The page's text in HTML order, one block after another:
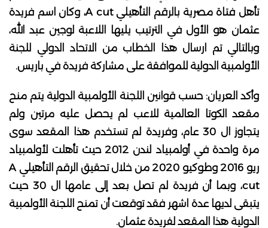
تأهل فتاة مصرية بالرقم التأهيلي A cut، وكان اسم فريدة
عثمان هو الأول في الترتيب يليها اللاعبة لوجين عبد الله،
وبالتالي تم ارسال هذا الخطاب من الاتحاد الدولي للجنة
الأولمبية الدولية للموافقة على مشاركة فريدة في باريس.
وأكد العريان: حسب قوانين اللجنة الأولمبية الدولية يتم منح
مقعد الكوتا العالمية للاعب لم يحصل عليه مرتين ولم
يتجاوز ال 30 عام، وفريدة لم تستخدم هذا المقعد سوى
مرة واحدة في أولمبياد لندن 2012 حيث تأهلت لأولمبياد
ريو 2016 وطوكيو 2020 من خلال تحقيق الرقم التأهيلي A
cut، وبما أن فريدة لم تصل بعد إلى عامها ال 30 حيث
يتبقى لديها عدة اشهر فقد توقعت أن تمنح اللجنة الأولمبية
الدولية هذا المقعد لفريدة عثمان.